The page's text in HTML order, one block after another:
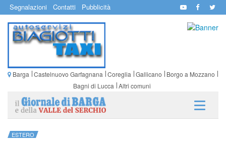
Segnalazioni Contatti Pubblicità
Barga Castelnuovo Garfagnana Coreglia Gallicano
Borgo a Mozzano
Bagni di Lucca Altri comuni
ESTERO